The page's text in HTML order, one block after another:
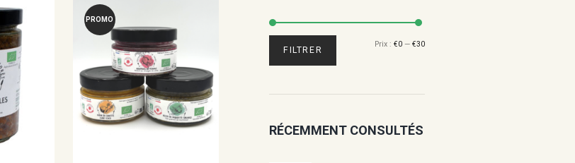
PROMO
Prix
Prix
FILTRER
Prix :€0 —€30
RÉCEMMENT CONSULTÉS